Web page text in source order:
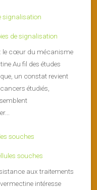
de signalisation
: le cœur du mécanisme
Au fil des études
un constat revient
étudiés,
souches
aux traitements
intéresse